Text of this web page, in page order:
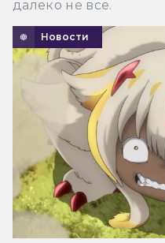
далеко не все.
Новости